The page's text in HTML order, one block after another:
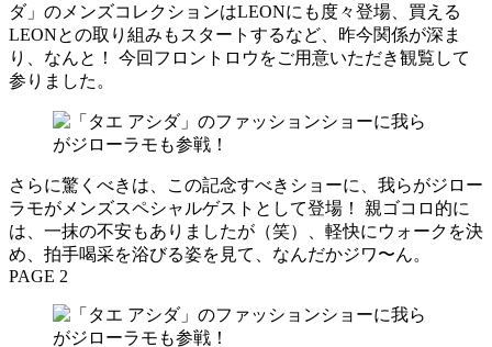
ダ」のメンズコレクションはLEONにも度々登場、買える
LEONとの取り組みもスタートするなど、昨今関係が深ま
り、なんと！ 今回フロントロウをご用意いただき観覧して
参りました。
さらに驚くべきは、この記念すべきショーに、我らがジロー
ラモがメンズスペシャルゲストとして登場！ 親ゴコロ的に
は、一抹の不安もありましたが（笑）、軽快にウォークを決
め、拍手喝采を浴びる姿を見て、なんだかジワ〜ん。
PAGE 2